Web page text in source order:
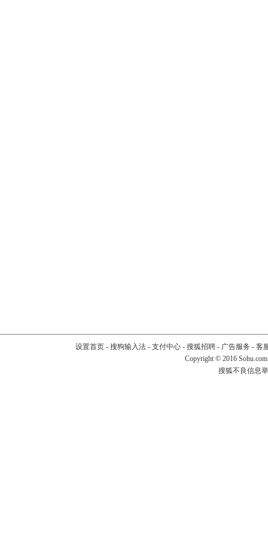
设置首页- 搜狗输入法- 支付中心- 搜狐招聘- 广告服务 - 客
Copyright © 2016
搜狐不良信息